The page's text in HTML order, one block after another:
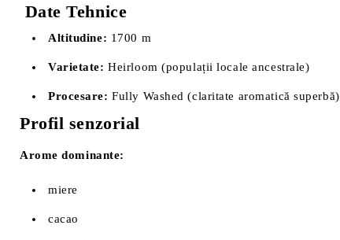
Date Tehnice
Altitudine: 1700 m
Varietate: Heirloom (populații locale ancestrale)
Procesare: Fully Washed (claritate aromatică superbă)
Profil senzorial
Arome dominante:
miere
cacao